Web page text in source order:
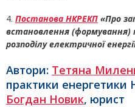
4. Постанова НКРЕКП «Про
встановлення (формування)
розподілу електричної
Автори: Тетяна
практики енергетики
Богдан Новик, юрист